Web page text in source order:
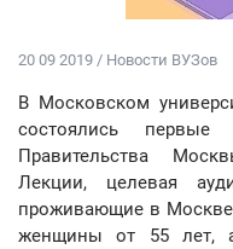
20 09 2019 / Новости ВУЗов
В Московском
состоялись
Правительства
Лекции, целевая
проживающие в Москве
женщины от 55 лет, а